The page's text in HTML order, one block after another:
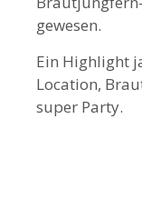
gewesen.
Ein Highlight
Location,
super Party.